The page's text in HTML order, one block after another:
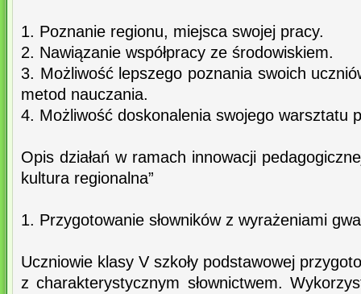
1. Poznanie regionu, miejsca swojej pracy.
2. Nawiązanie współpracy ze środowiskiem.
3. Możliwość lepszego poznania swoich
metod nauczania.
4. Możliwość doskonalenia swojego warsztatu
Opis działań w ramach innowacji
kultura regionalna”
1. Przygotowanie słowników z wyrażeniami
Uczniowie klasy V szkoły podstawowej
z charakterystycznym słownictwem.